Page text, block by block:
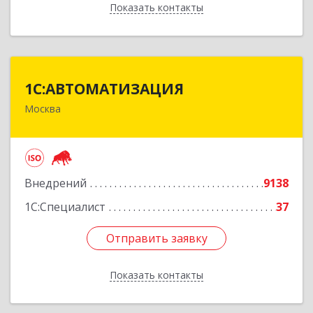
Показать контакты
Назад
1С:АВТОМАТИЗАЦИЯ
Москва
Внедрений
9138
1С:Специалист
37
Отправить заявку
Показать контакты
111024, Москва г, Энтузиастов 1-я ул, дом №
Отправить заявку
Назад